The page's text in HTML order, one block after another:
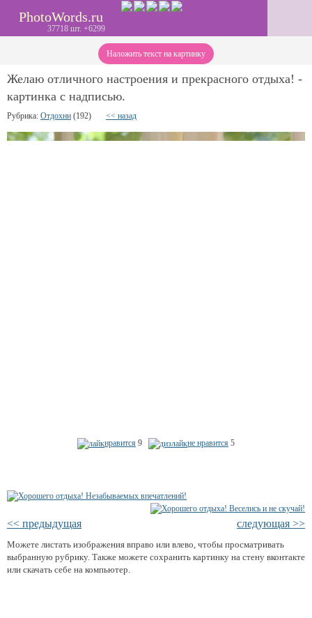
PhotoWords.ru
37718 шт. +6299
Наложить текст на картинку
Желаю отличного настроения и прекрасного отдыха! -
картинка с надписью.
Рубрика: Отдохни (192) << назад
нравится 9 не нравится 5
<< предыдущая следующая >>
Можете листать изображения вправо или влево, чтобы просматривать
выбранную рубрику. Также можете сохранить картинку на стену вконтакте
или скачать себе на компьютер.